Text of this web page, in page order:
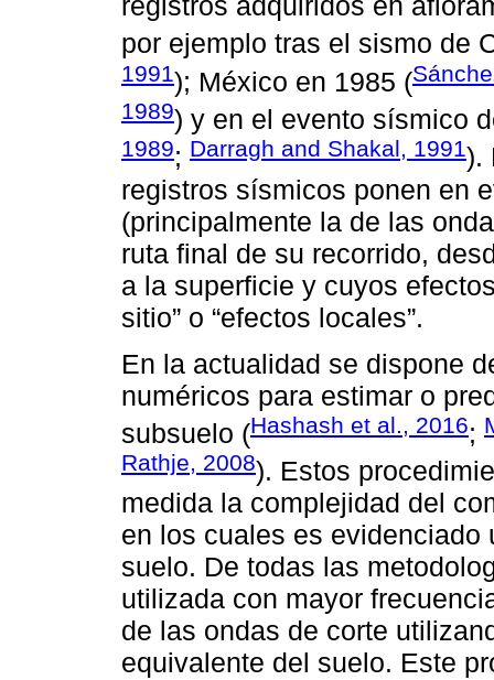
por ejemplo tras el sismo de
1991); México en 1985 (
1989) y en el evento sísmico
1989; Darragh and Shakal, 1991).
registros sísmicos ponen en
(principalmente la de las
ruta final de su recorrido,
a la superficie y cuyos
sitio” o “efectos locales”.
En la actualidad se dispone
numéricos para estimar o
subsuelo (Hashash et al., 2016;
Rathje, 2008). Estos
medida la complejidad del
en los cuales es
suelo. De todas las
utilizada con mayor
de las ondas de corte
equivalente del suelo. Este